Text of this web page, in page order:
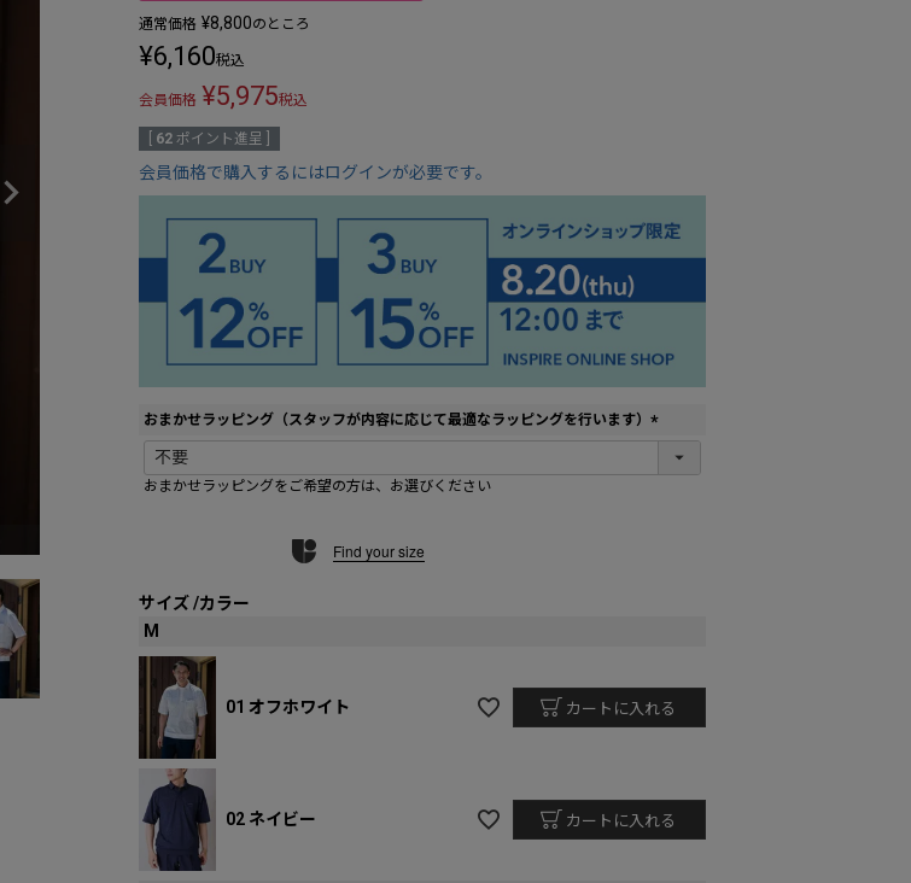
通常価格 ¥8,800のところ
¥6,160税込
会員価格 ¥5,975税込
62 ポイント進呈 ]
会員価格で購入するにはログインが必要です。
おまかせラッピング（スタッフが内容に応じて最適なラッピングを行います）
(
おまかせラッピングをご希望の方は、お選びください
Find your size
サイズ カラー
M
01 オフホワイト カートに入れる
02 ネイビー カートに入れる